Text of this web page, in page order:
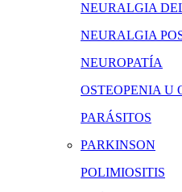
NEURALGIA
NEURALGIA
NEUROPATÍA
OSTEOPENIA U
PARÁSITOS
PARKINSON
POLIMIOSITIS